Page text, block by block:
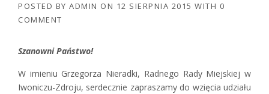
POSTED BY ADMIN ON 12 SIERPNIA 2015 WITH 0
COMMENT
Szanowni Państwo!
W imieniu Grzegorza Nieradki, Radnego Rady Miejskiej w
Iwoniczu-Zdroju, serdecznie zapraszamy do wzięcia udziału